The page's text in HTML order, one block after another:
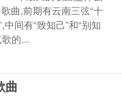
曲,前期有云南三弦“十
中间有“致知己”和“别知
的...
曲